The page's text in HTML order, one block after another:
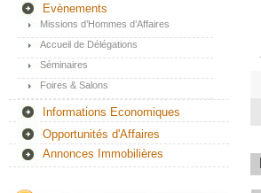
Evènements
Missions d’Hommes d’Affaires
Accueil de Délégations
Séminaires
Foires & Salons
Informations Economiques
Opportunités d'Affaires
Annonces Immobilières